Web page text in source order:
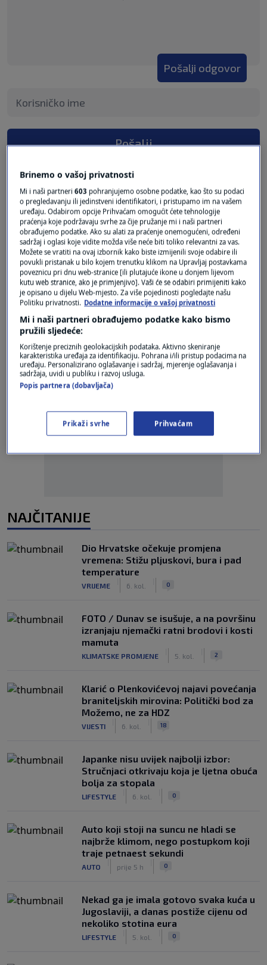
Pošalji odgovor
Pošalji
Oglas
NAJČITANIJE
Dio Hrvatske očekuje promjena
vremena: Stižu pljuskovi, bura i pad
temperature
VRIJEME 6. kol. 0
FOTO / Dunav se isušuje, a na površinu
izranjaju njemački ratni brodovi i kosti
mamuta
KLIMATSKE PROMJENE 5. kol. 2
Klarić o Plenkovićevoj najavi povećanja
braniteljskih mirovina: Politički bod za
Možemo, ne za HDZ
VIJESTI 6. kol. 18
Japanke nisu uvijek najbolji izbor:
Stručnjaci otkrivaju koja je ljetna obuća
bolja za stopala
LIFESTYLE 6. kol. 0
Auto koji stoji na suncu ne hladi se
najbrže klimom, nego postupkom koji
traje petnaest sekundi
AUTO prije 5 h 0
Nekad ga je imala gotovo svaka kuća u
Jugoslaviji, a danas postiže cijenu od
nekoliko stotina eura
LIFESTYLE 5. kol. 0
Brinemo o vašoj privatnosti
Mi i naši partneri603 pohranjujemo osobne podatke, kao što su podaci
o pregledavanju ili jedinstveni identifikatori, i pristupamo im na vašem
uređaju. Odabirom opcije Prihvaćam omogućit ćete tehnologije
praćenja koje podržavaju svrhe za čije pružanje mi i naši partneri
obrađujemo podatke. Ako su alati za praćenje onemogućeni, određeni
sadržaj i oglasi koje vidite možda više neće biti toliko relevantni za vas.
Možete se vratiti na ovaj izbornik kako biste izmijenili svoje odabire ili
povukli pristanak u bilo kojem trenutku klikom na Upravljaj postavkama
poveznicu pri dnu web-stranice [ili plutajuće ikone u donjem lijevom
kutu web stranice, ako je primjenjivo]. Vaši će se odabiri primijeniti kako
je opisano u dijelu Web-mjesto. Za više pojedinosti pogledajte našu
Politiku privatnosti. Dodatne informacije o vašoj privatnosti
Mi i naši partneri obrađujemo podatke kako bismo
pružili sljedeće:
Korištenje preciznih geolokacijskih podataka. Aktivno skeniranje
karakteristika uređaja za identifikaciju. Pohrana i/ili pristup podacima na
uređaju. Personalizirano oglašavanje i sadržaj, mjerenje oglašavanja i
sadržaja, uvidi u publiku i razvoj usluga.
Popis partnera (dobavljača)
Prikaži svrhe Prihvaćam